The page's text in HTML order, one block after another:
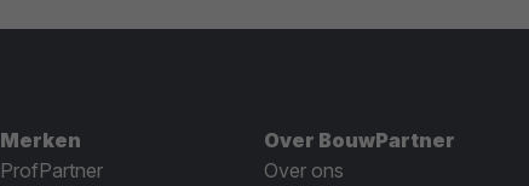
Merken
ProfPartner
Over BouwPartner
Over ons